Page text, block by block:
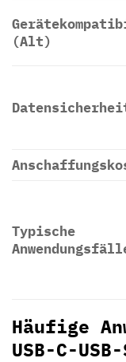
(Alt)
Typische
Häufige
USB-C-